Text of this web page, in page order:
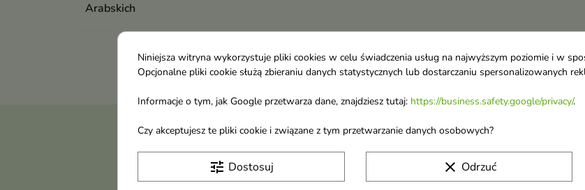
Arabskich
Otrzymuj informację o nowościach i
wyprzedażach
Możesz zrezygnować w każdej chwili.
naszej informacji prawnej.
Niniejsza witryna wykorzystuje pliki cookies w celu świadczenia usług na najwyższym poziomie i w
Opcjonalne pliki cookie służą zbieraniu danych statystycznych lub dostarczaniu spersonalizowanych
Informacje o tym, jak Google przetwarza dane, znajdziesz tutaj: https://business.safety.google/privacy/.
Czy akceptujesz te pliki cookie i związane z tym przetwarzanie danych osobowych?
tune Dostosuj clear Odrzuć